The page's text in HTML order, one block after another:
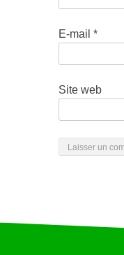
E-mail *
Site web